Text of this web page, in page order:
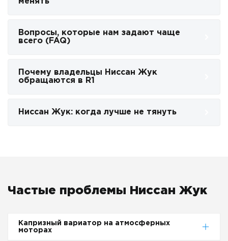
Вопросы, которые нам задают чаще
всего (FAQ)
Почему владельцы Ниссан Жук
обращаются в R1
Ниссан Жук: когда лучше не тянуть
Частые проблемы Ниссан Жук
Капризный вариатор на атмосферных
моторах